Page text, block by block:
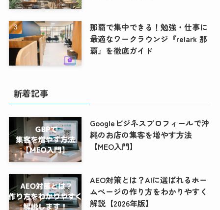
那覇で集中できる！勉強・仕事に
最適なワークラウンジ『relark 那
覇』を徹底ガイド
新着記事
Googleビジネスプロフィールで沖
縄のお店の集客を増やす方法
【MEO入門】
AEO対策とは？AIに選ばれるホー
ムページの作り方をわかりやすく
解説【2026年版】